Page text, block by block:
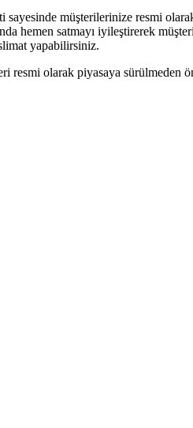
müşterilerinize resmi
hemen satmayı iyileştirerek
yapabilirsiniz.
olarak piyasaya sürülmeden